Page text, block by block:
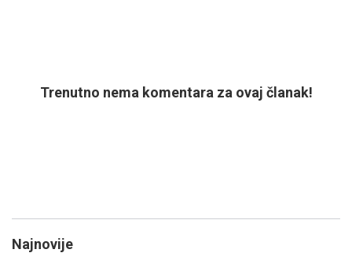
Trenutno nema komentara za ovaj članak!
Najnovije